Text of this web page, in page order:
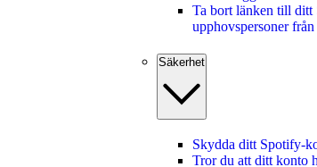
Ta bort länken till ditt
upphovspersoner
Säkerhet
Skydda ditt Spotify-
Tror du att ditt konto